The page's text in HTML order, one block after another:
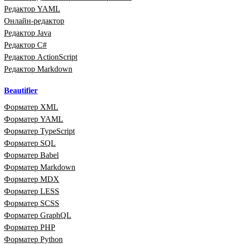
Редактор YAML
Онлайн‑редактор
Редактор Java
Редактор C#
Редактор ActionScript
Редактор Markdown
Beautifier
Форматер XML
Форматер YAML
Форматер TypeScript
Форматер SQL
Форматер Babel
Форматер Markdown
Форматер MDX
Форматер LESS
Форматер SCSS
Форматер GraphQL
Форматер PHP
Форматер Python